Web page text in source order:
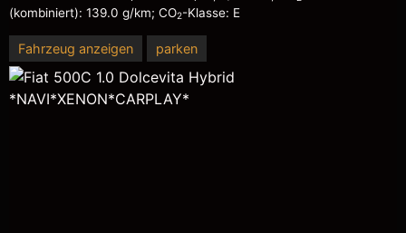
(kombiniert): 139.0 g/km; CO2-Klasse: E
Fahrzeug anzeigen parken